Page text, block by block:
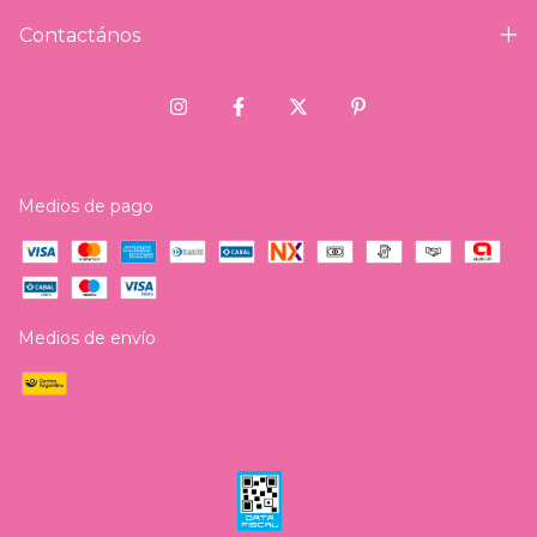
Contactános
Medios de pago
Medios de envío